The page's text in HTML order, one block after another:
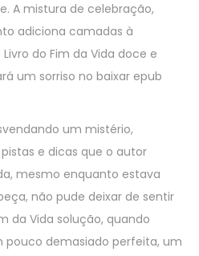
A mistura de celebração,
adiciona camadas à
do Fim da Vida doce e
um sorriso no baixar epub
um mistério,
e dicas que o autor
mesmo enquanto estava
não pude deixar de sentir
da Vida solução, quando
demasiado perfeita, um